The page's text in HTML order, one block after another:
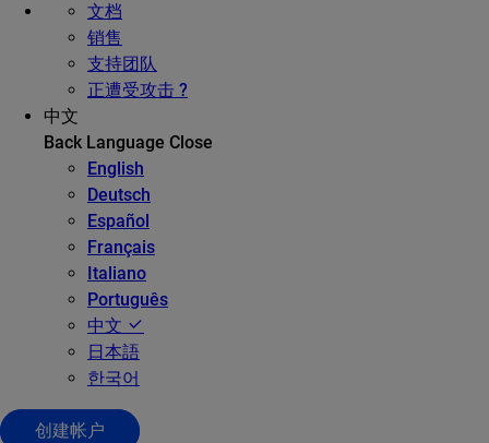
文档
销售
支持团队
正遭受攻击 ?
中文
Back Language Close
English
Deutsch
Español
Français
Italiano
Português
中文
日本語
한국어
创建帐户